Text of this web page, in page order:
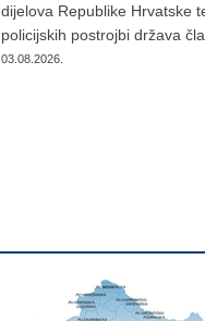
dijelova Republike Hrvatske
policijskih postrojbi država
03.08.2026.